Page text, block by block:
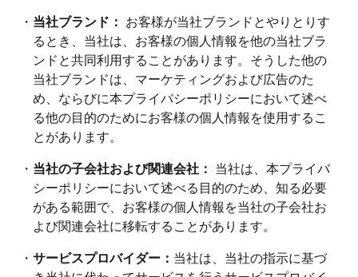
・ 当社ブランド： お客様が当社ブランドとやりとりす
るとき、当社は、お客様の個人情報を他の当社ブラ
ンドと共同利用することがあります。そうした他の
当社ブランドは、マーケティングおよび広告のた
め、ならびに本プライバシーポリシーにおいて述べ
る他の目的のためにお客様の個人情報を使用するこ
とがあります。
・ 当社の子会社および関連会社： 当社は、本プライバ
シーポリシーにおいて述べる目的のため、知る必要
がある範囲で、お客様の個人情報を当社の子会社お
よび関連会社に移転することがあります。
・ サービスプロバイダー： 当社は、当社の指示に基づ